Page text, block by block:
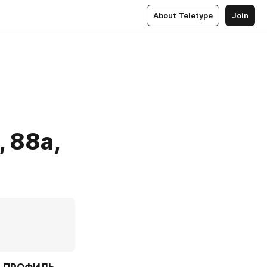
About Teletype Join
88а,